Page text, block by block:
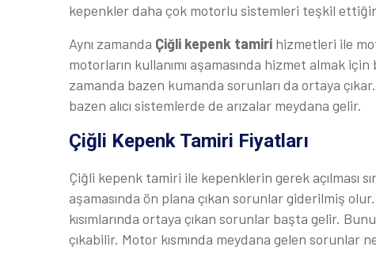
kepenkler daha çok motorlu sistemleri teşkil
Aynı zamanda Çiğli kepenk tamiri hizmetleri ile
motorların kullanımı aşamasında hizmet almak
zamanda bazen kumanda sorunları da ortaya
bazen alıcı sistemlerde de arızalar meydana gelir.
Çiğli Kepenk Tamiri Fiyatları
Çiğli kepenk tamiri ile kepenklerin gerek açılması
aşamasında ön plana çıkan sorunlar giderilmiş olur.
kısımlarında ortaya çıkan sorunlar başta gelir.
çıkabilir. Motor kısmında meydana gelen sorunlar